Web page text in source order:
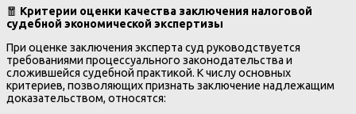
🧧 Критерии оценки качества заключения налоговой
судебной экономической экспертизы
При оценке заключения эксперта суд руководствуется
требованиями процессуального законодательства и
сложившейся судебной практикой. К числу основных
критериев, позволяющих признать заключение надлежащим
доказательством, относятся: